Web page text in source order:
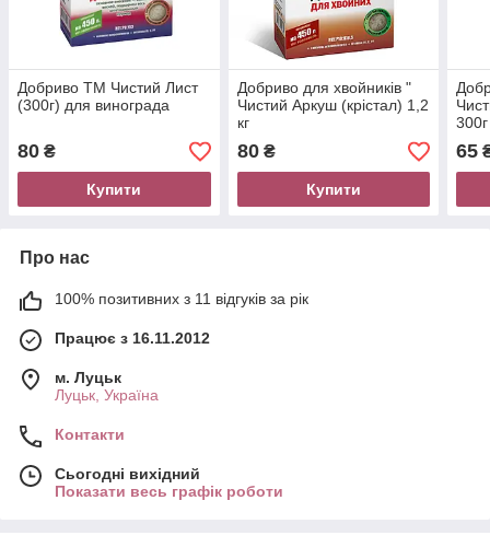
Добриво ТМ Чистий Лист
(300г) для винограда
80 ₴
Купити
Добриво для хвойників "
Чистий Аркуш (крістал) 1,2
кг
80₴
Купити
300г
65
Про нас
100% позитивних з 11 відгуків за рік
Працює з 16.11.2012
м. Луцьк
Луцьк, Україна
Контакти
Сьогодні вихідний
Показати весь графік роботи